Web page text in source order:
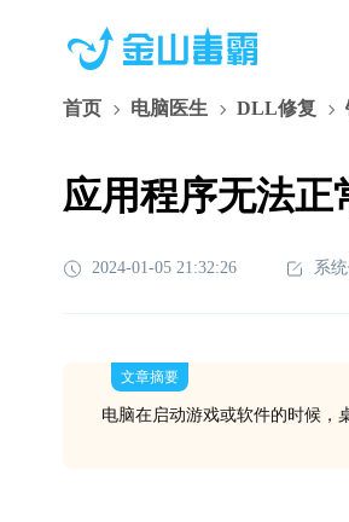
首页 电脑医生 DLL修复
应用程序无法正
2024-01-05 21:32:26 系
文章摘要
电脑在启动游戏或软件的时候，